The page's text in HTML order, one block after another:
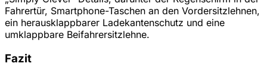
Fahrertür, Smartphone-Taschen an den Vordersitzlehnen,
ein herausklappbarer Ladekantenschutz und eine
umklappbare Beifahrersitzlehne.
Fazit